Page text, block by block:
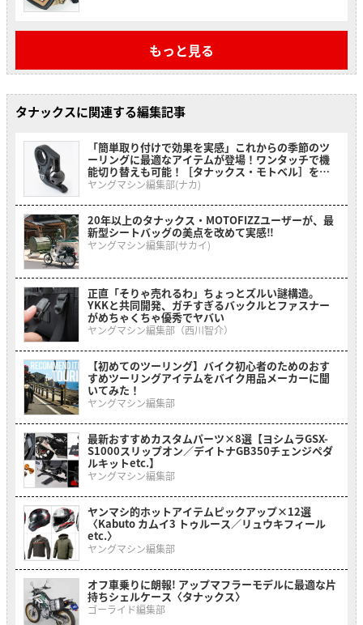
もっと見る
タナックスに関連する編集記事
「簡単取り付けで効果を実感」これからの季節のツ
ーリングに最適なアイテムが登場！ワンタッチで機
能切り替えも可能！［タナックス・モトベル］を紹
介！
ヤングマシン編集部(ナカ)
20年以上のタナックス・MOTOFIZZユーザーが、最
新型シートバッグの美点を改めて実感‼
ヤングマシン編集部(サカイ)
正直「そりゃ売れるわ」ちょっとズルい謎構造。
YKKと共同開発、ガチすぎるバックルとファスナー
がめちゃくちゃ優秀でヤバい
ヤングマシン編集部（西川智介）
【初めてのツーリング】バイク初心者のためのおす
すめツーリングアイテムをバイク用品メーカーに聞
いてみた！
ヤングマシン編集部
最新おすすめカスタムパーツ×8選【ヨシムラGSX-
S1000スリップオン／デイトナGB350チェンジペダ
ルキットetc.】
ヤングマシン編集部
ヤンマシ的ホットアイテムピックアップ×12選
〈Kabuto カムイ3 トゥルース／リュウキフィール
etc.〉
ヤングマシン編集部
オフ車乗りに朗報! アップマフラーモデルに最適な片
持ちシェルケース〈タナックス〉
ゴーライド編集部